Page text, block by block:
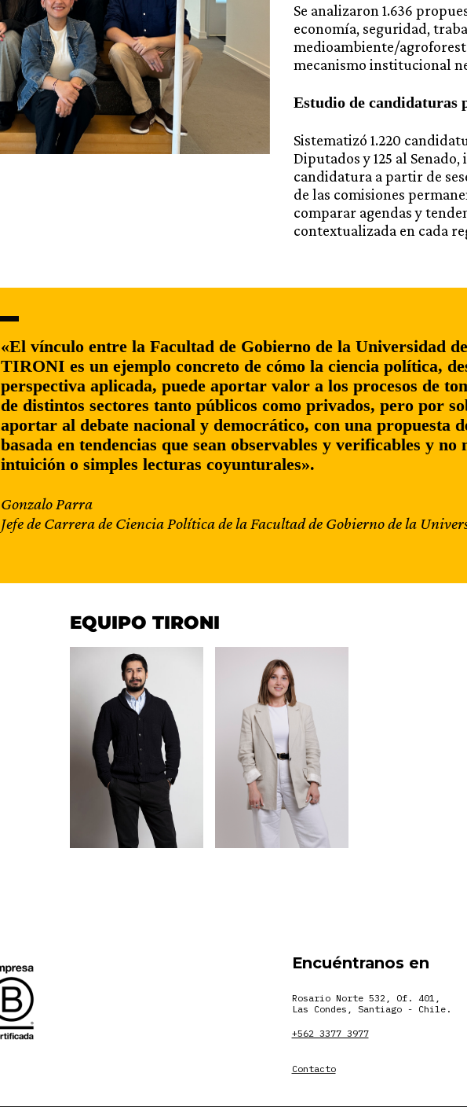
Se analizaron 1.636
economía, seguridad,
medioambiente/
mecanismo institucional
Estudio de candidaturas
Sistematizó 1.220
Diputados y 125 al
candidatura a partir de
de las comisiones
comparar agendas y
contextualizada en cada
«El vínculo entre la Facultad de Gobierno de la Universidad
TIRONI es un ejemplo concreto de cómo la ciencia política,
perspectiva aplicada, puede aportar valor a los procesos de
de distintos sectores tanto públicos como privados, pero por
aportar al debate nacional y democrático, con una propuesta
basada en tendencias que sean observables y verificables y no
intuición o simples lecturas coyunturales».
Gonzalo Parra
Jefe de Carrera de Ciencia Política de la Facultad de Gobierno de la
EQUIPO TIRONI
Encuéntranos en
Rosario Norte 532, Of. 401,
Las Condes, Santiago - Chile.
+562 3377 3977
Contacto